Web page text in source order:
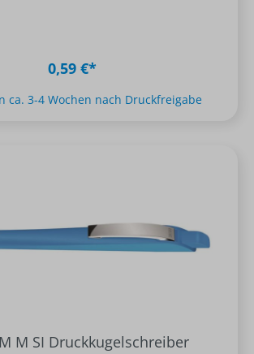
0,59 €*
ca. 3-4 Wochen nach Druckfreigabe
M SI Druckkugelschreiber